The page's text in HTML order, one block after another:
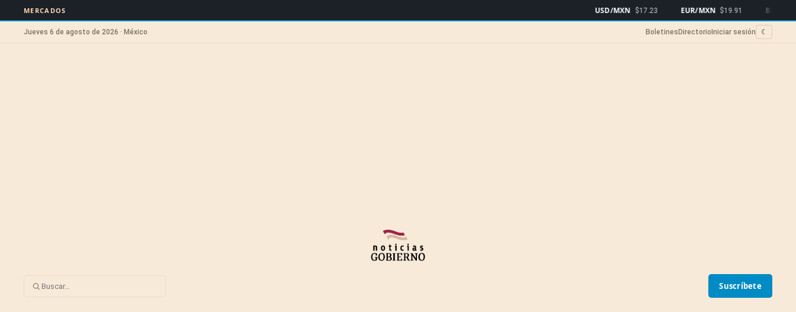
MERCADOS USD/MXN $17.23 EUR/MXN $19.91 Bitcoin
Jueves 6 de agosto de 2026 · México Boletines Directorio Iniciar sesión ☾
Suscríbete